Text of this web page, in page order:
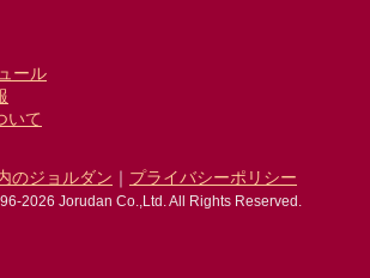
ール
いて
のジョルダン ｜ プライバシーポリシー
2026 Jorudan Co.,Ltd. All Rights Reserved.